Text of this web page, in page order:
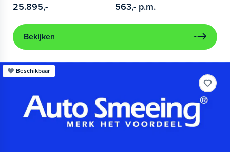
25.895,- 563,- p.m.
Bekijken
Beschikbaar